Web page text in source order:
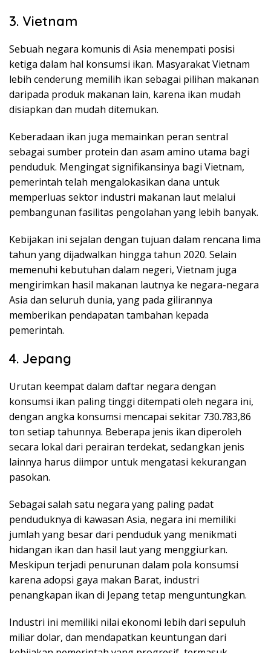
3. Vietnam
Sebuah negara komunis di Asia menempati posisi
ketiga dalam hal konsumsi ikan. Masyarakat Vietnam
lebih cenderung memilih ikan sebagai pilihan makanan
daripada produk makanan lain, karena ikan mudah
disiapkan dan mudah ditemukan.
Keberadaan ikan juga memainkan peran sentral
sebagai sumber protein dan asam amino utama bagi
penduduk. Mengingat signifikansinya bagi Vietnam,
pemerintah telah mengalokasikan dana untuk
memperluas sektor industri makanan laut melalui
pembangunan fasilitas pengolahan yang lebih banyak.
Kebijakan ini sejalan dengan tujuan dalam rencana lima
tahun yang dijadwalkan hingga tahun 2020. Selain
memenuhi kebutuhan dalam negeri, Vietnam juga
mengirimkan hasil makanan lautnya ke negara-negara
Asia dan seluruh dunia, yang pada gilirannya
memberikan pendapatan tambahan kepada
pemerintah.
4. Jepang
Urutan keempat dalam daftar negara dengan
konsumsi ikan paling tinggi ditempati oleh negara ini,
dengan angka konsumsi mencapai sekitar 730.783,86
ton setiap tahunnya. Beberapa jenis ikan diperoleh
secara lokal dari perairan terdekat, sedangkan jenis
lainnya harus diimpor untuk mengatasi kekurangan
pasokan.
Sebagai salah satu negara yang paling padat
penduduknya di kawasan Asia, negara ini memiliki
jumlah yang besar dari penduduk yang menikmati
hidangan ikan dan hasil laut yang menggiurkan.
Meskipun terjadi penurunan dalam pola konsumsi
karena adopsi gaya makan Barat, industri
penangkapan ikan di Jepang tetap menguntungkan.
Industri ini memiliki nilai ekonomi lebih dari sepuluh
miliar dolar, dan mendapatkan keuntungan dari